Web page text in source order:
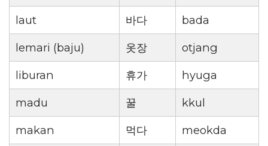
laut
바다
bada
lemari (baju)
옷장
otjang
liburan
휴가
hyuga
madu
꿀
kkul
makan
먹다
meokda